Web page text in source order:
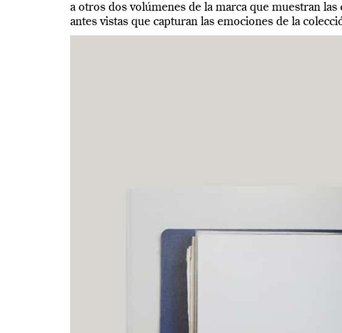
a otros dos volúmenes de la marca que muestran las
antes vistas que capturan las emociones de la